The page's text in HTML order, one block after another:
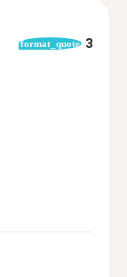
format_quote 3